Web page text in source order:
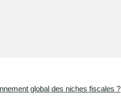
global des niches fiscales ?